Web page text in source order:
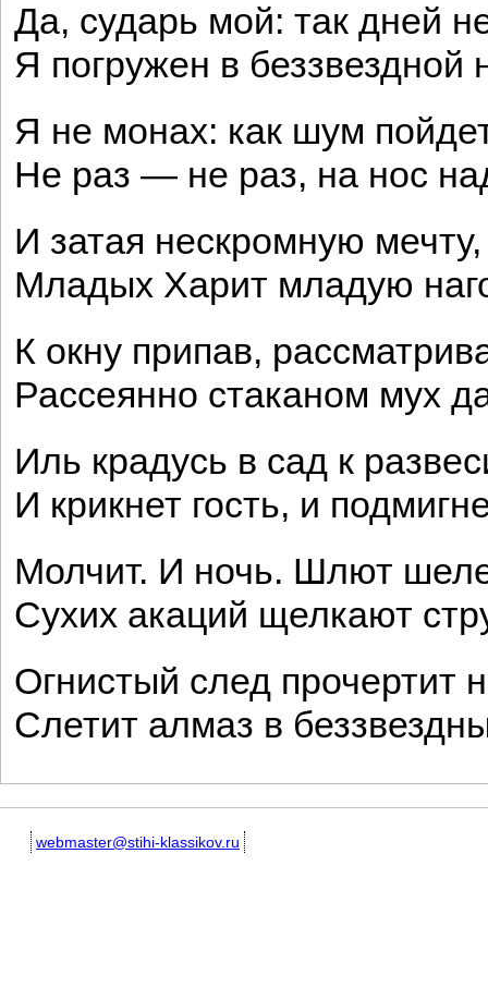
Да, сударь мой: так дней
Я погружен в беззвездной
Я не монах: как шум
Не раз — не раз, на нос
И затая нескромную мечту,
Младых Харит младую
К окну припав,
Рассеянно стаканом мух
Иль крадусь в сад к
И крикнет гость, и
Молчит. И ночь. Шлют
Сухих акаций щелкают
Огнистый след прочертит
Слетит алмаз в
webmaster@stihi-klassikov.ru